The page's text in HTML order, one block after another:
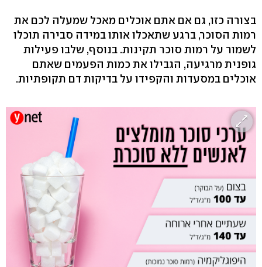
בצורה כזו, גם אם אתם אוכלים מאכל שמעלה לכם את
רמות הסוכר, ברגע שתאכלו אותו במידה סבירה תוכלו
לשמור על רמות סוכר תקינות. בנוסף, שלבו פעילות
גופנית מרגיעה, הגבילו את כמות הפעמים שאתם
אוכלים במסעדות והקפידו על בדיקות דם תקופתיות.